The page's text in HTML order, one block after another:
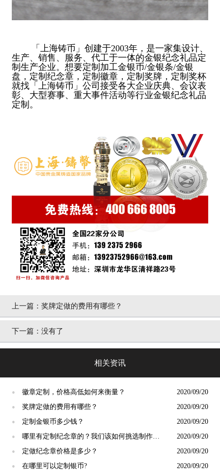
「上海铸币」创建于2003年，是一家集设计、
生产、销售、服务、代工于一体的金银纪念礼品定
制生产企业。想要定制加工金银币/金银条/金银
盘，定制纪念章，定制徽章，定制奖牌，定制奖杯
就找「上海铸币」公司接受各大企业庆典、会议表
彰、大型赛事、重大事件活动等行业金银纪念礼品
定制。
上一篇： 奖牌定做的费用有哪些？
下一篇： 没有了
相关资讯
● 徽章定制，价格高低如何来衡量？ 2020/09/20
● 奖牌定做的费用有哪些？ 2020/09/20
● 定制金银币多少钱？ 2020/09/20
●
哪里有定制纪念章的？我们该如何挑选制作厂
家呢？
2020/09/20
● 定做纪念章价格是多少？ 2020/09/20
● 在哪里可以定制银币? 2020/09/20